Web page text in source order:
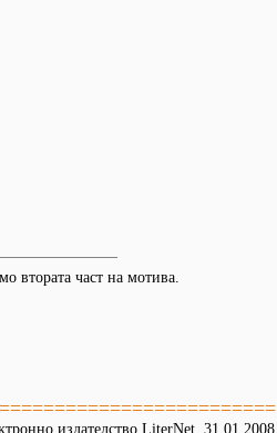
част на мотива.
издателство LiterNet, 31.01.2008